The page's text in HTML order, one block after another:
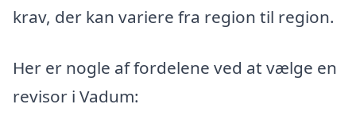
krav, der kan variere fra region til region.
Her er nogle af fordelene ved at vælge en
revisor i Vadum: